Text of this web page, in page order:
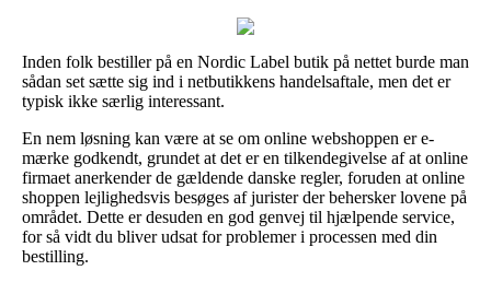
Inden folk bestiller på en Nordic Label butik på nettet burde man
sådan set sætte sig ind i netbutikkens handelsaftale, men det er
typisk ikke særlig interessant.
En nem løsning kan være at se om online webshoppen er e-
mærke godkendt, grundet at det er en tilkendegivelse af at online
firmaet anerkender de gældende danske regler, foruden at online
shoppen lejlighedsvis besøges af jurister der behersker lovene på
området. Dette er desuden en god genvej til hjælpende service,
for så vidt du bliver udsat for problemer i processen med din
bestilling.